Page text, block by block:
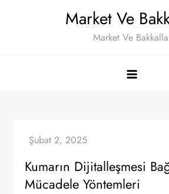
Market Ve
Market Ve
Kumarın Dijitalleşmesi
Mücadele Yöntemleri